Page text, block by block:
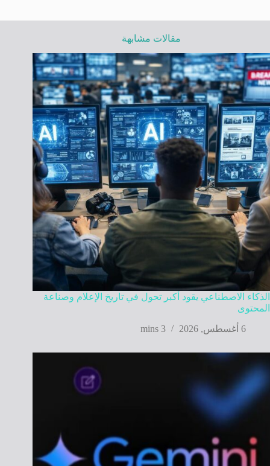
مقالات مشابهة
الذكاء الاصطناعي يقود أكبر تحول في تاريخ الإعلام وصناعة
المحتوى
6 أغسطس, 2026
3 mins